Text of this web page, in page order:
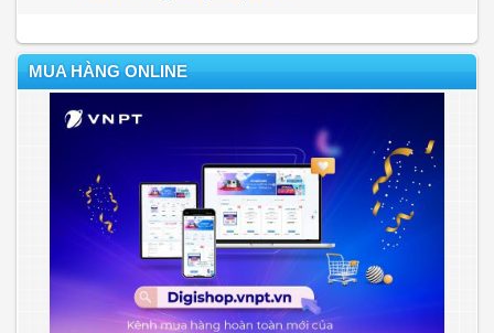
MUA HÀNG ONLINE